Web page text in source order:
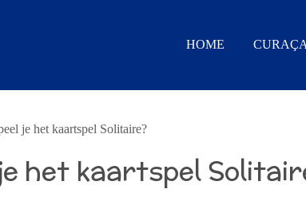
HOME
je het kaartspel Solitaire?
het kaartspel